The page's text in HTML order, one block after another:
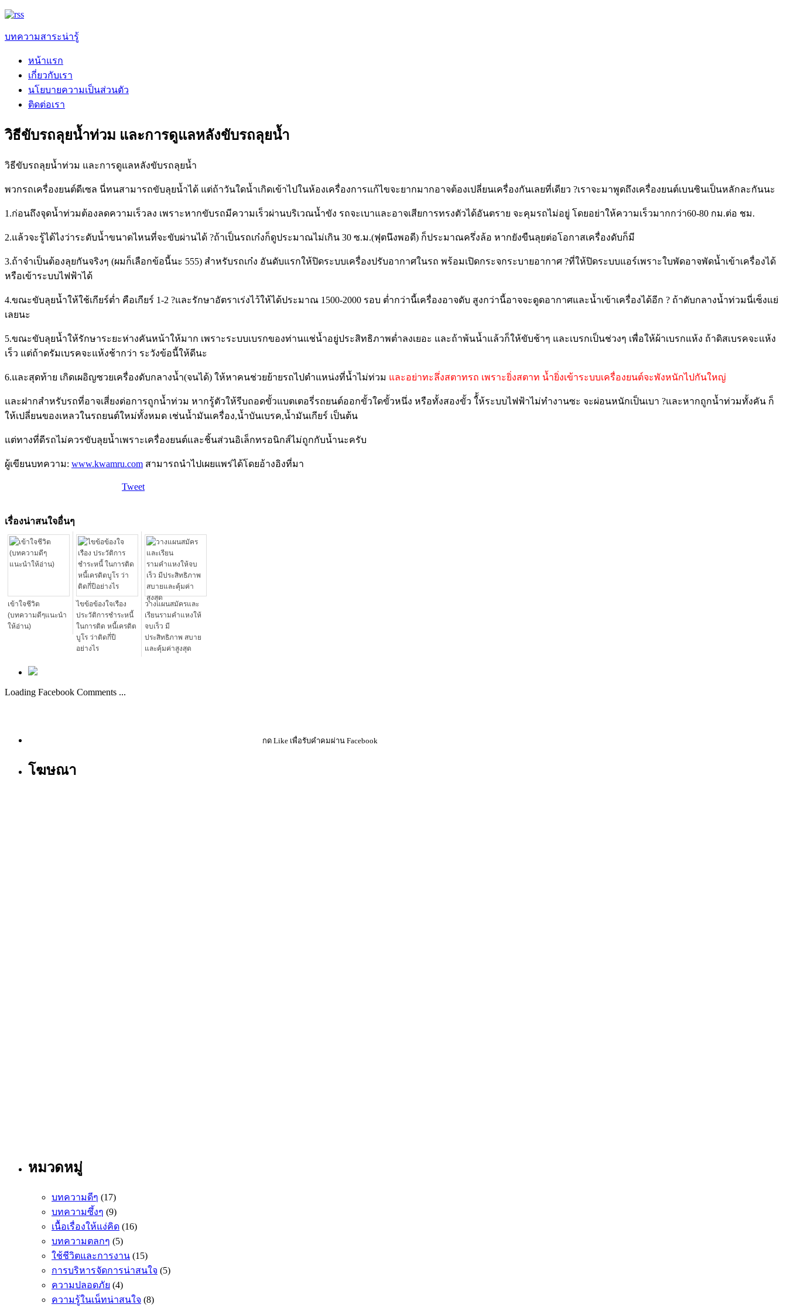
บทความสาระน่ารู้
หน้าแรก
เกี่ยวกับเรา
นโยบายความเป็นส่วนตัว
ติดต่อเรา
วิธีขับรถลุยน้ำท่วม และการดูแลหลังขับรถลุยน้ำ
วิธีขับรถลุยน้ำท่วม และการดูแลหลังขับรถลุยน้ำ
พวกรถเครื่องยนต์ดีเซล นี่ทนสามารถขับลุยน้ำได้ แต่ถ้าวันใดน้ำเกิดเข้าไปในห้องเครื่องการแก้ไขจะยากมากอาจต้องเปลี่ยนเครื่องกันเลยที่เดียว ?เราจะมาพูดถึงเครื่องยนต์เบนซินเป็นหลักละกันนะ
1.ก่อนถึงจุดน้ำท่วมต้องลดความเร็วลง เพราะหากขับรถมีความเร็วผ่านบริเวณน้ำขัง รถจะเบาและอาจเสียการทรงตัวได้อันตราย จะคุมรถไม่อยู่ โดยอย่าให้ความเร็วมากกว่า60-80 กม.ต่อ ชม.
2.แล้วจะรู้ได้ไงว่าระดับน้ำขนาดไหนที่จะขับผ่านได้ ?ถ้าเป็นรถเก๋งก็ดูประมาณไม่เกิน 30 ซ.ม.(ฟุตนึงพอดี) ก็ประมาณครึ่งล้อ หากยังขืนลุยต่อโอกาสเครื่องดับก็มี
3.ถ้าจำเป็นต้องลุยกันจริงๆ (ผมก็เลือกข้อนี้นะ 555) สำหรับรถเก๋ง อันดับแรกให้ปิดระบบเครื่องปรับอากาศในรถ พร้อมเปิดกระจกระบายอากาศ ?ที่ให้ปิดระบบแอร์เพราะใบพัดอาจพัดน้ำเข้าเครื่องได้
หรือเข้าระบบไฟฟ้าได้
4.ขณะขับลุยน้ำให้ใช้เกียร์ต่ำ คือเกียร์ 1-2 ?และรักษาอัตราเร่งไว้ให้ได้ประมาณ 1500-2000 รอบ ต่ำกว่านี้เครื่องอาจดับ สูงกว่านี้อาจจะดูดอากาศและน้ำเข้าเครื่องได้อีก ? ถ้าดับกลางน้ำท่วมนี่เซ็งแย่
เลยนะ
5.ขณะขับลุยน้ำให้รักษาระยะห่างคันหน้าให้มาก เพราะระบบเบรกของท่านแช่น้ำอยู่ประสิทธิภาพต่ำลงเยอะ และถ้าพ้นน้ำแล้วก็ให้ขับช้าๆ และเบรกเป็นช่วงๆ เพื่อให้ผ้าเบรกแห้ง ถ้าดิสเบรคจะแห้ง
เร็ว แต่ถ้าดรัมเบรคจะแห้งช้ากว่า ระวังข้อนี้ให้ดีนะ
6.และสุดท้าย เกิดเผอิญซวยเครื่องดับกลางน้ำ(จนได้) ให้หาคนช่วยย้ายรถไปตำแหน่งที่น้ำไม่ท่วม และอย่าทะลึ่งสตาทรถ เพราะยิ่งสตาท น้ำยิ่งเข้าระบบเครื่องยนต์จะพังหนักไปกันใหญ่
และฝากสำหรับรถที่อาจเสี่ยงต่อการถูกน้ำท่วม หากรู้ตัวให้รีบถอดขั้วแบตเตอรี่รถยนต์ออกขั้วใดขั้วหนึ่ง หรือทั้งสองขั้ว ใ้้ห้ระบบไฟฟ้าไม่ทำงานซะ จะผ่อนหนักเป็นเบา ?และหากถูกน้ำท่วมทั้งคัน ก็
ให้เปลี่ยนของเหลวในรถยนต์ใหม่ทั้งหมด เช่นน้ำมันเครื่อง,น้ำบันเบรค,น้ำมันเกียร์ เป็นต้น
แต่ทางที่ดีรถไม่ควรขับลุยน้ำเพราะเครื่องยนต์และชิ้นส่วนอิเล็กทรอนิกส์ไม่ถูกกับน้ำนะครับ
ผู้เขียนบทความ: www.kwamru.com สามารถนำไปเผยแพร่ได้โดยอ้างอิงที่มา
Tweet
เรื่องน่าสนใจอื่นๆ
เข้าใจชีวิต
(บทความดีๆแนะนำ
ให้อ่าน)
ไขข้อข้องใจเรือง
ประวัติการชำระหนี้
ในการติด หนี้เครดิต
บูโร ว่าติดกี่ปี
อย่างไร
วางแผนสมัครและ
เรียนรามคำแหงให้
จบเร็ว มี
ประสิทธิภาพ สบาย
และคุ้มค่าสูงสุด
Loading Facebook Comments ...
กด Like เพื่อรับคำคมผ่าน Facebook
โฆษณา
หมวดหมู่
บทความดีๆ (17)
บทความซึ้งๆ (9)
เนื้อเรื่องให้แง่คิด (16)
บทความตลกๆ (5)
ใช้ชีวิตและการงาน (15)
การบริหารจัดการน่าสนใจ (5)
ความปลอดภัย (4)
ความรู้ในเน็ทน่าสนใจ (8)